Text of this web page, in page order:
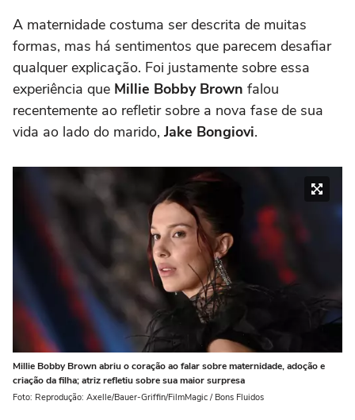
A maternidade costuma ser descrita de muitas
formas, mas há sentimentos que parecem desafiar
qualquer explicação. Foi justamente sobre essa
experiência que Millie Bobby Brown falou
recentemente ao refletir sobre a nova fase de sua
vida ao lado do marido, Jake Bongiovi.
Millie Bobby Brown abriu o coração ao falar sobre maternidade, adoção e
criação da filha; atriz refletiu sobre sua maior surpresa
Foto: Reprodução: Axelle/Bauer-Griffin/FilmMagic / Bons Fluidos